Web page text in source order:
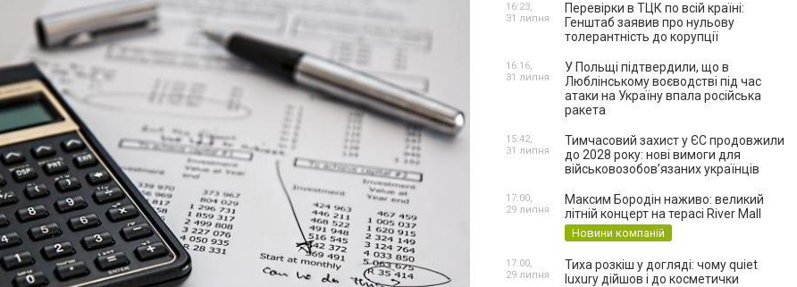
Перевірки в ТЦК по всій країні:
Генштаб заявив про нульову
толерантність до корупції
16:23,
31 липня
У Польщі підтвердили, що в
Люблінському воєводстві під час
атаки на Україну впала російська
ракета
16:16,
31 липня
Тимчасовий захист у ЄС продовжили
до 2028 року: нові вимоги для
військовозобов’язаних українців
15:42,
31 липня
Максим Бородін наживо: великий
літній концерт на терасі River Mall
Новини компаній
17:00,
29 липня
Тиха розкіш у догляді: чому quiet
luxury дійшов і до косметички
17:00,
29 липня